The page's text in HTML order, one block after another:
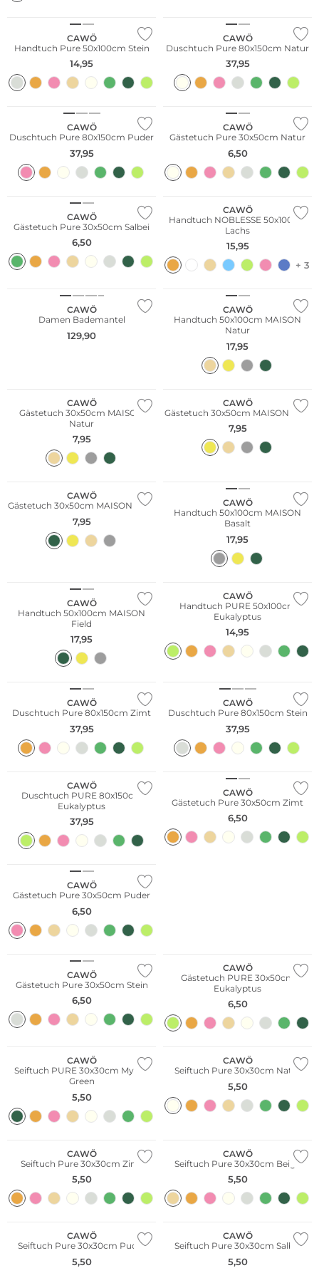
CAWÖ
Handtuch Pure 50x100cm Stein
14,95
CAWÖ
Duschtuch Pure 80x150cm Natur
37,95
CAWÖ
Duschtuch Pure 80x150cm Puder
37,95
CAWÖ
Gästetuch Pure 30x50cm Natur
6,50
CAWÖ
Gästetuch Pure 30x50cm Salbei
6,50
CAWÖ
Handtuch NOBLESSE 50x100cm
Lachs
15,95
+ 3
CAWÖ
Damen Bademantel
129,90
CAWÖ
Handtuch 50x100cm MAISON
Natur
17,95
CAWÖ
Gästetuch 30x50cm MAISON
Natur
7,95
CAWÖ
Gästetuch 30x50cm MAISON Gold
7,95
CAWÖ
Gästetuch 30x50cm MAISON Field
7,95
CAWÖ
Handtuch 50x100cm MAISON
Basalt
17,95
CAWÖ
Handtuch 50x100cm MAISON
Field
17,95
CAWÖ
Handtuch PURE 50x100cm
Eukalyptus
14,95
CAWÖ
Duschtuch Pure 80x150cm Zimt
37,95
CAWÖ
Duschtuch Pure 80x150cm Stein
37,95
CAWÖ
Duschtuch PURE 80x150cm
Eukalyptus
37,95
CAWÖ
Gästetuch Pure 30x50cm Zimt
6,50
CAWÖ
Gästetuch Pure 30x50cm Puder
6,50
CAWÖ
Gästetuch Pure 30x50cm Stein
6,50
CAWÖ
Gästetuch PURE 30x50cm
Eukalyptus
6,50
CAWÖ
Seiftuch PURE 30x30cm Mystic
Green
5,50
CAWÖ
Seiftuch Pure 30x30cm Natur
5,50
CAWÖ
Seiftuch Pure 30x30cm Zimt
5,50
CAWÖ
Seiftuch Pure 30x30cm Beige
5,50
CAWÖ
Seiftuch Pure 30x30cm Puder
5,50
CAWÖ
Seiftuch Pure 30x30cm Salbei
5,50